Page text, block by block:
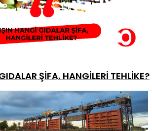
ŞİFA, HANGİLERİ TEHLİKE?